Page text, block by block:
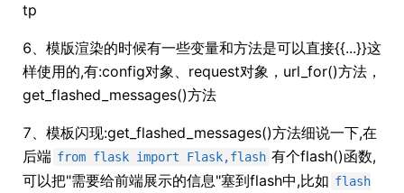
tp
6、模版渲染的时候有一些变量和方法是可以直接{{...}}这
样使用的,有:config对象、request对象，url_for()方法，
get_flashed_messages()方法
7、模板闪现:get_flashed_messages()方法细说一下,在
后端 from flask import Flask,flash 有个flash()函数,
可以把"需要给前端展示的信息"塞到flash中,比如 flash